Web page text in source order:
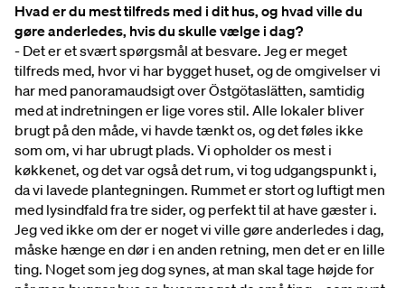
Hvad er du mest tilfreds med i dit hus, og hvad ville du
gøre anderledes, hvis du skulle vælge i dag?
- Det er et svært spørgsmål at besvare. Jeg er meget
tilfreds med, hvor vi har bygget huset, og de omgivelser vi
har med panoramaudsigt over Östgötaslätten, samtidig
med at indretningen er lige vores stil. Alle lokaler bliver
brugt på den måde, vi havde tænkt os, og det føles ikke
som om, vi har ubrugt plads. Vi opholder os mest i
køkkenet, og det var også det rum, vi tog udgangspunkt i,
da vi lavede plantegningen. Rummet er stort og luftigt men
med lysindfald fra tre sider, og perfekt til at have gæster i.
Jeg ved ikke om der er noget vi ville gøre anderledes i dag,
måske hænge en dør i en anden retning, men det er en lille
ting. Noget som jeg dog synes, at man skal tage højde for